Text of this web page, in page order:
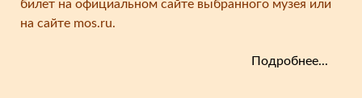
билет на официальном сайте выбранного музея или
на сайте mos.ru.
Подробнее...